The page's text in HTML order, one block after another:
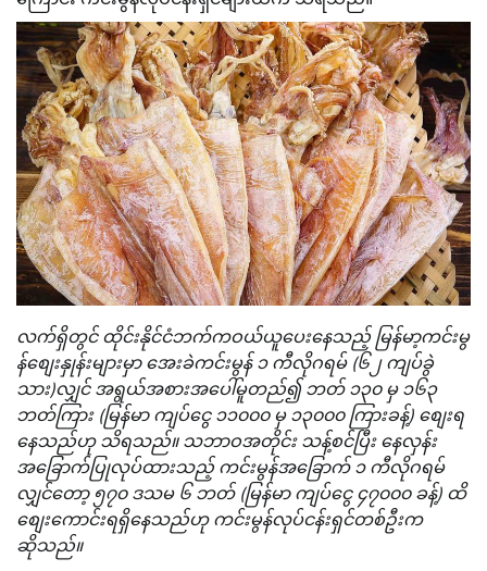
လက်ရှိတွင် ထိုင်းနိုင်ငံဘက်ကဝယ်ယူပေးနေသည့် မြန်မာ့ကင်းမွ
န်စျေးနှုန်းများမှာ အေးခဲကင်းမွန် ၁ ကီလိုဂရမ် (၆၂ ကျပ်ခွဲ
သား)လျှင် အရွယ်အစားအပေါ်မူတည်၍ ဘတ် ၁၃၀ မှ ၁၆၃
ဘတ်ကြား (မြန်မာ ကျပ်ငွေ ၁၁၀၀၀ မှ ၁၃၀၀၀ ကြားခန့်) စျေးရ
နေသည်ဟု သိရသည်။ သဘာဝအတိုင်း သန့်စင်ပြီး နေလှန်း
အခြောက်ပြုလုပ်ထားသည့် ကင်းမွန်အခြောက် ၁ ကီလိုဂရမ်
လျှင်တော့ ၅၇၀ ဒသမ ၆ ဘတ် (မြန်မာ ကျပ်ငွေ ၄၇၀၀၀ ခန့်) ထိ
စျေးကောင်းရရှိနေသည်ဟု ကင်းမွန်လုပ်ငန်းရှင်တစ်ဦးက
ဆိုသည်။